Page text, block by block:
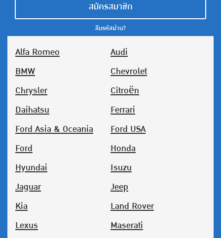
สมัครสมาชิก
ลืมรหัสผ่าน?
Alfa Romeo
Audi
BMW
Chevrolet
Chrysler
Citroën
Daihatsu
Ferrari
Ford Asia & Oceania
Ford USA
Ford
Honda
Hyundai
Isuzu
Jaguar
Jeep
Kia
Land Rover
Lexus
Maserati